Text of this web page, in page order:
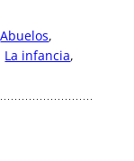
Abuelos
La infancia